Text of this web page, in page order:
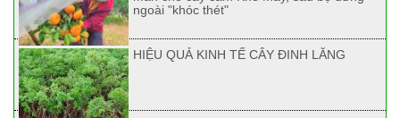
ngoài "khóc thét"
HIỆU QUẢ KINH TẾ CÂY ĐINH LĂNG